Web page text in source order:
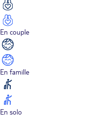
En couple
En famille
En solo